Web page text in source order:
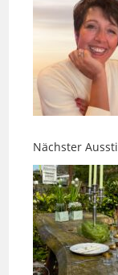
Nächster